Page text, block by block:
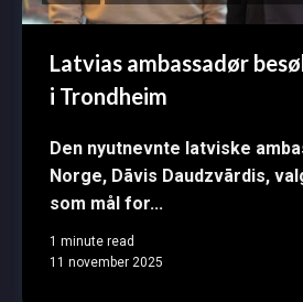
Latvias ambassadør
i Trondheim
Den nyutnevnte latviske
Norge, Dāvis Daudzvārdis,
som mål for...
1 minute read
11 november 2025